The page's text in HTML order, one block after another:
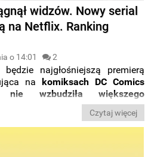
widzów. Nowy serial
na Netflix. Ranking
o 14:01 2
najgłośniejszą premierą
na komiksach DC Comics
nie wzbudziła większego
. Widzowie sięgali
w ostatnim tygodniu po film
serca”. Sprawdźcierankingi
Czytaj więcej